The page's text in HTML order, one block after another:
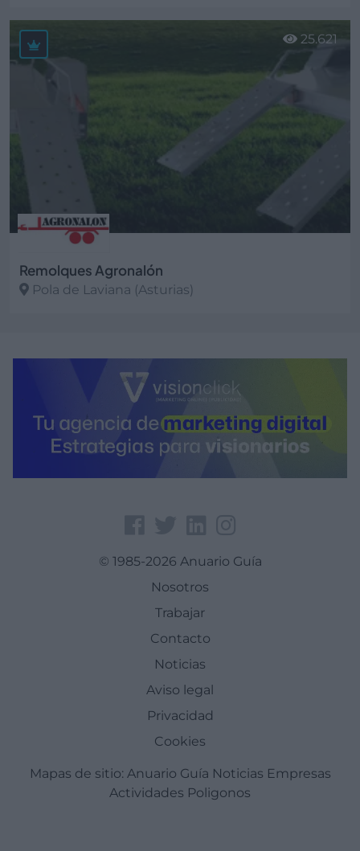
Ver más
Remolques Agronalón
Pola de Laviana (Asturias)
25.621
© 1985-2026 Anuario Guía
Nosotros
Trabajar
Contacto
Noticias
Aviso legal
Privacidad
Cookies
Mapas de sitio: Anuario Guía Noticias Empresas
Actividades Poligonos